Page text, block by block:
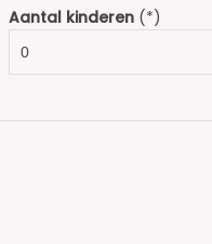
Aantal kinderen (*)